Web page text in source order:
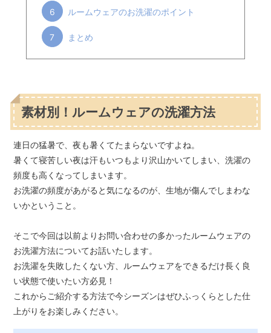
6 ルームウェアのお洗濯のポイント
7 まとめ
素材別！ルームウェアの洗濯方法
連日の猛暑で、夜も暑くてたまらないですよね。
暑くて寝苦しい夜は汗もいつもより沢山かいてしまい、洗濯の
頻度も高くなってしまいます。
お洗濯の頻度があがると気になるのが、生地が傷んでしまわな
いかということ。
そこで今回は以前よりお問い合わせの多かったルームウェアの
お洗濯方法についてお話いたします。
お洗濯を失敗したくない方、ルームウェアをできるだけ長く良
い状態で使いたい方必見！
これからご紹介する方法で今シーズンはぜひふっくらとした仕
上がりをお楽しみください。